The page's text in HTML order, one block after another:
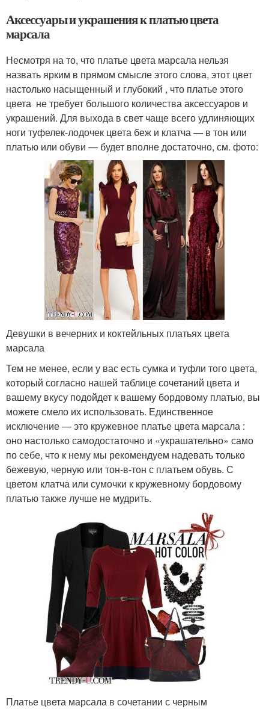
Аксессуары и украшения к платью цвета
марсала
Несмотря на то, что платье цвета марсала нельзя
назвать ярким в прямом смысле этого слова, этот цвет
настолько насыщенный и глубокий , что платье этого
цвета не требует большого количества аксессуаров и
украшений. Для выхода в свет чаще всего удлиняющих
ноги туфелек-лодочек цвета беж и клатча — в тон или
платью или обуви — будет вполне достаточно, см. фото:
Девушки в вечерних и коктейльных платьях цвета
марсала
Тем не менее, если у вас есть сумка и туфли того цвета,
который согласно нашей таблице сочетаний цвета и
вашему вкусу подойдет к вашему бордовому платью, вы
можете смело их использовать. Единственное
исключение — это кружевное платье цвета марсала :
оно настолько самодостаточно и «украшательно» само
по себе, что к нему мы рекомендуем надевать только
бежевую, черную или тон-в-тон с платьем обувь. С
цветом клатча или сумочки к кружевному бордовому
платью также лучше не мудрить.
Платье цвета марсала в сочетании с черным